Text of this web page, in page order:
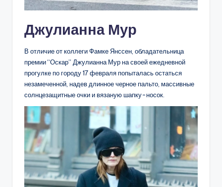
Джулианна Мур
В отличие от коллеги Фамке Янссен, обладательница
премии “Оскар” Джулианна Мур на своей ежедневной
прогулке по городу 17 февраля попыталась остаться
незамеченной, надев длинное черное пальто, массивные
солнцезащитные очки и вязаную шапку-носок.